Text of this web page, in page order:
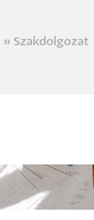
Szakdolgozat